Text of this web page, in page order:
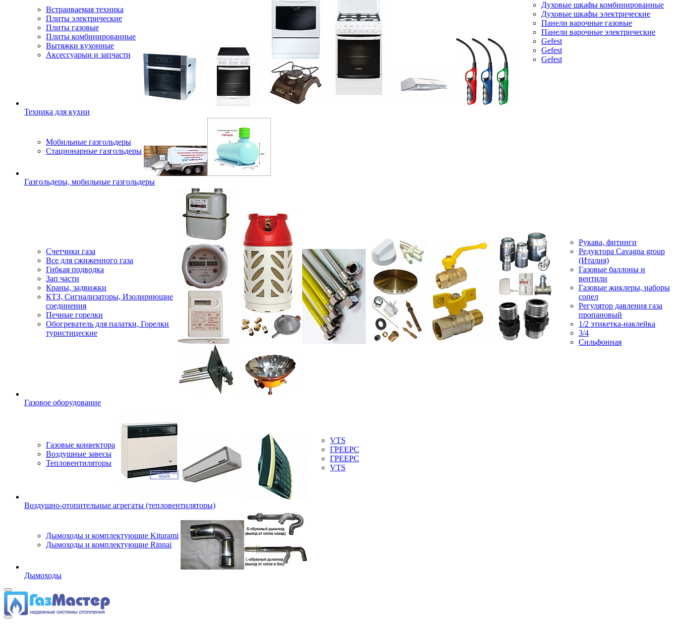
Встраиваемая техника
Плиты электрические
Плиты газовые
Плиты комбинированные
Вытяжки кухонные
Аксессуарыи и запчасти
Духовые шкафы комбинированные
Духовые шкафы электрические
Панели варочные газовые
Панели варочные электрические
Gefest
Gefest
Gefest
Техника для кухни
Мобильные газгольдеры
Стационарные газгольдеры
Газгольдеры, мобильные газгольдеры
Счетчики газа
Все для сжиженного газа
Гибкая подводка
Зап части
Краны, задвижки
КТЗ, Сигнализаторы, Изолириющие
соединения
Печные горелки
Обогреватель для палатки, Горелки
туристицеские
Рукава, фитинги
Редуктора Cavagna group
(Италия)
Газовые баллоны и
вентили
Газовые жиклеры, наборы
сопел
Регулятор давления газа
пропановый
1/2 этикетка-наклейка
3/4
Сильфонная
Газовое оборудование
Газовые конвектора
Воздушные завесы
Тепловентиляторы
VTS
ГРЕЕРС
ГРЕЕРС
VTS
Воздушно-отопительные агрегаты (тепловентиляторы)
Дымоходы и комплектующие Kiturami
Дымоходы и комплектующие Rinnai
Дымоходы